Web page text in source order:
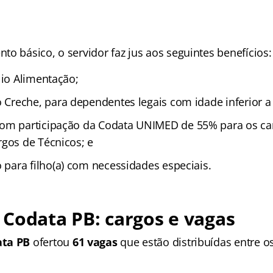
básico, o servidor faz jus aos seguintes benefícios:
Alimentação;
para dependentes legais com idade inferior a
participação da Codata UNIMED de 55% para os
de Técnicos; e
para filho(a) com necessidades especiais.
PB: cargos e vagas
PB ofertou 61 vagasque estão distribuídas entre